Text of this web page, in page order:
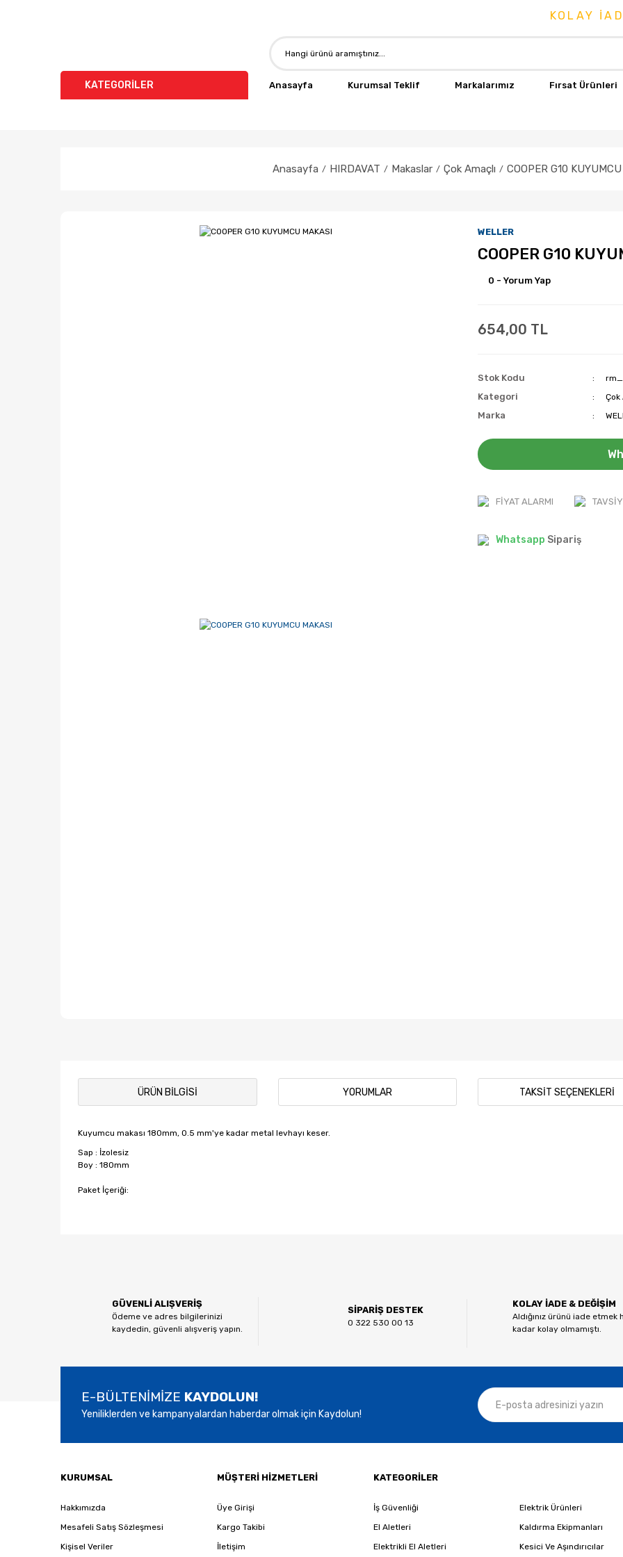
KOLAY İADE
KATEGORİLER Anasayfa Kurumsal Teklif Markalarımız Fırsat Ürünleri
Anasayfa HIRDAVAT Makaslar Çok Amaçlı COOPER G10
WELLER
COOPER G10
0 - Yorum Yap
654,00 TL
Stok Kodu
Kategori Çok
Marka
FIYAT ALARMI
Whatsapp Sipariş
ÜRÜN BILGISI YORUMLAR TAKSIT SEÇENEKLERI
Kuyumcu makası 180mm, 0.5 mm'ye kadar metal levhayı keser.
Sap : İzolesiz
Boy : 180mm
Paket İçeriği:
Ürün açıklamasında eksik bilgiler bulunuyor.
Ürün bilgilerinde hatalar bulunuyor.
GÜVENLİ ALIŞVERİŞ
Ödeme ve adres bilgilerinizi
kaydedin, güvenli alışveriş yapın.
SİPARİŞ DESTEK
0 322 530 00 13
KOLAY İADE & DEĞİŞİM
Aldığınız ürünü iade etmek
kadar kolay olmamıştı.
E-BÜLTENİMİZE KAYDOLUN!
Yeniliklerden ve kampanyalardan haberdar olmak için Kaydolun!
KURUMSAL
Hakkımızda
Mesafeli Satış Sözleşmesi
Kişisel Veriler
MÜŞTERİ HİZMETLERİ
Üye Girişi
Kargo Takibi
İletişim
KATEGORİLER
İş Güvenliği
Elektrik Ürünleri
El Aletleri
Kaldırma Ekipmanları
Elektrikli El Aletleri
Kesici Ve Aşındırıcılar